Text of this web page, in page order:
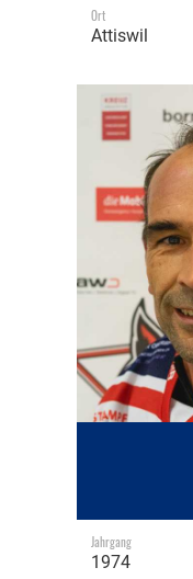
Ort
Attiswil
Jahrgang
1974